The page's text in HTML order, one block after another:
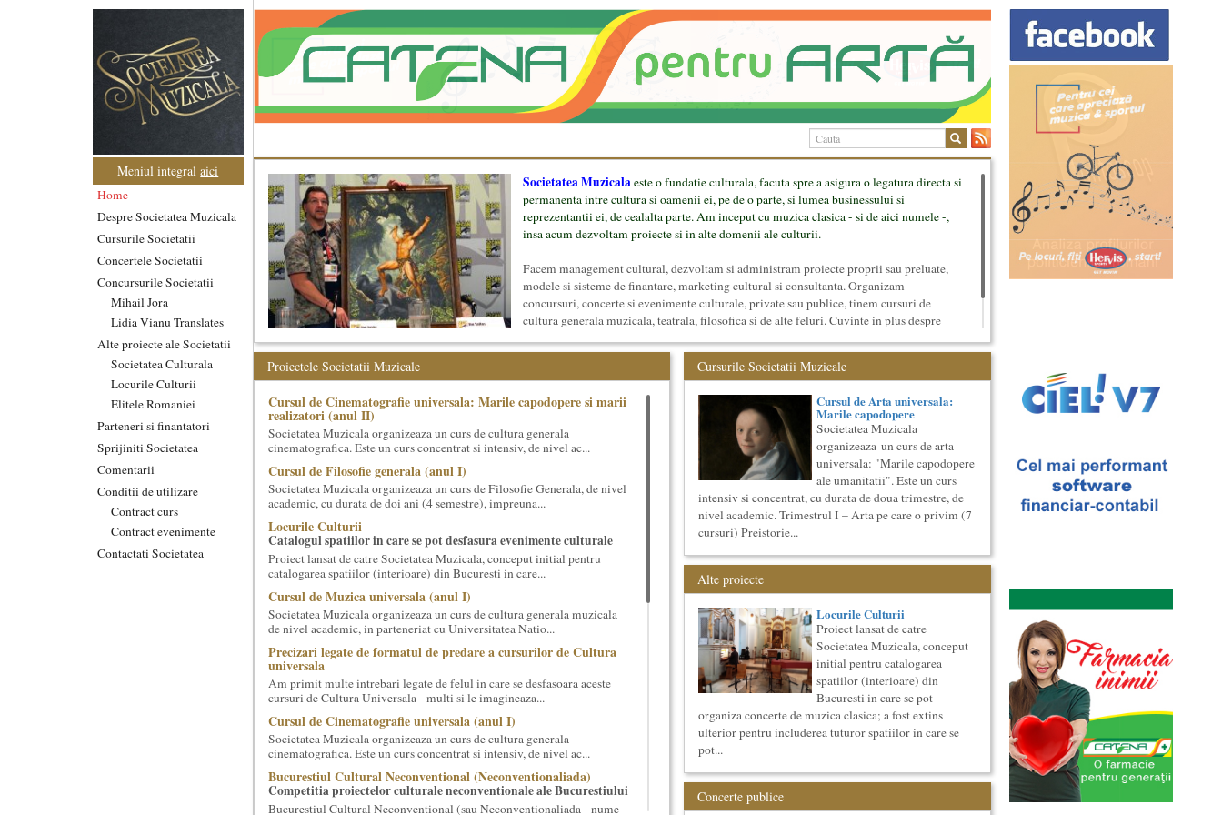
Meniul integralaici
Home
Despre Societatea Muzicala
Cursurile Societatii
Concertele Societatii
Concursurile Societatii
Mihail Jora
Lidia Vianu Translates
Alte proiecte ale Societatii
Societatea Culturala
Locurile Culturii
Elitele Romaniei
Parteneri si finantatori
Sprijiniti Societatea
Comentarii
Conditii de utilizare
Contract curs
Contract evenimente
Contactati Societatea
Societatea Muzicalaeste o fundatie culturala, facuta spre a asigura o legatura directa si
permanenta intre cultura si oamenii ei, pe de o parte, si lumea businessului si
reprezentantii ei, de cealalta parte. Am inceput cu muzica clasica - si de aici numele -,
insa acum dezvoltam proiecte si in alte domenii ale culturii.
Facem management cultural, dezvoltam si administram proiecte proprii sau preluate,
modele si sisteme de finantare, marketing cultural si consultanta. Organizam
concursuri, concerte si evenimente culturale, private sau publice, tinem cursuri de
cultura generala muzicala, teatrala, filosofica si de alte feluri. Cuvinte in plus despre
mai jos.
Proiectele Societatii Muzicale
Cursul de Cinematografie universala: Marile capodopere si marii
realizatori (anul II)
Societatea Muzicala organizeaza un curs de cultura generala
cinematografica. Este un curs concentrat si intensiv, de nivel ac...
Cursul de Filosofie generala (anul I)
Societatea Muzicala organizeaza un curs de Filosofie Generala, de nivel
academic, cu durata de doi ani (4 semestre), impreuna...
Locurile Culturii
Catalogul spatiilor in care se pot desfasura evenimente culturale
Proiect lansat de catre Societatea Muzicala, conceput initial pentru
catalogarea spatiilor (interioare) din Bucuresti in care...
Cursul de Muzica universala (anul I)
Societatea Muzicala organizeaza un curs de cultura generala muzicala
de nivel academic, in parteneriat cu Universitatea Natio...
Precizari legate de formatul de predare a cursurilor de Cultura
universala
Am primit multe intrebari legate de felul in care se desfasoara aceste
cursuri de Cultura Universala - multi si le imagineaza...
Cursul de Cinematografie universala (anul I)
Societatea Muzicala organizeaza un curs de cultura generala
cinematografica. Este un curs concentrat si intensiv, de nivel ac...
Bucurestiul Cultural Neconventional (Neconventionaliada)
Competitia proiectelor culturale neconventionale ale Bucurestiului
Bucurestiul Cultural Neconventional (sau Neconventionaliada - nume
Cursurile Societatii Muzicale
Cursul de Arta universala:
Marile capodopere
Societatea Muzicala
organizeaza un curs de arta
universala: "Marile capodopere
ale umanitatii". Este un curs
intensiv si concentrat, cu durata de doua trimestre, de
nivel academic. Trimestrul I – Arta pe care o privim (7
cursuri) Preistorie...
Alte proiecte
Locurile Culturii
Proiect lansat de catre
Societatea Muzicala, conceput
initial pentru catalogarea
spatiilor (interioare) din
Bucuresti in care se pot
organiza concerte de muzica clasica; a fost extins
ulterior pentru includerea tuturor spatiilor in care se
pot...
Concerte publice